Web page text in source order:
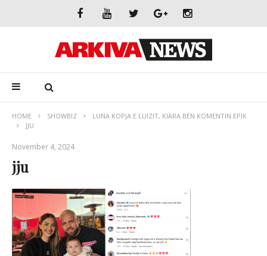
HOME SHOWBIZ
LUNA KOPJA E LUIZIT, KIARA BËN KOMENTIN EPIK
JJU
November 4, 2024
jju